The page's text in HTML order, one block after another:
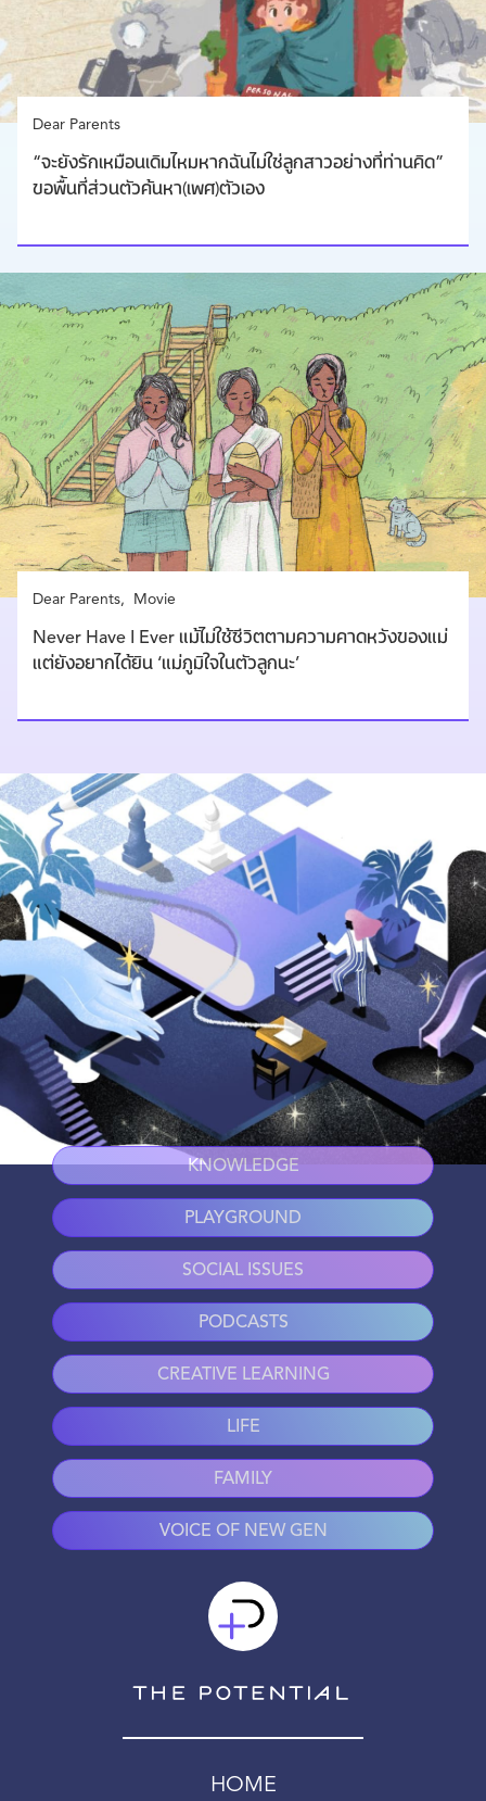
Dear Parents
“จะยังรักเหมือนเดิมไหมหากฉันไม่ใช่ลูกสาวอย่างที่ท่านคิด”
ขอพื้นที่ส่วนตัวค้นหา(เพศ)ตัวเอง
Dear Parents Movie
Never Have I Ever แม้ไม่ใช้ชีวิตตามความคาดหวังของแม่
แต่ยังอยากได้ยิน ‘แม่ภูมิใจในตัวลูกนะ’
KNOWLEDGE
PLAYGROUND
SOCIAL ISSUES
PODCASTS
CREATIVE LEARNING
LIFE
FAMILY
VOICE OF NEW GEN
HOME